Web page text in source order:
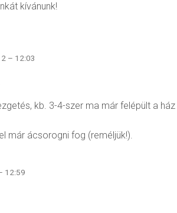
kívánunk!
– 12:03
kb. 3-4-szer ma már felépült a
már ácsorogni fog (reméljük!).
12:59